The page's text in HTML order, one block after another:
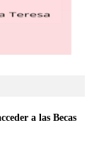
a las Becas